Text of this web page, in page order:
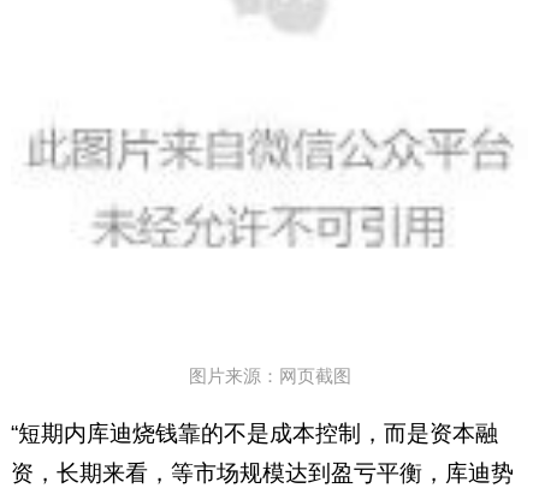
图片来源：网页截图
“短期内库迪烧钱靠的不是成本控制，而是资本融
资，长期来看，等市场规模达到盈亏平衡，库迪势